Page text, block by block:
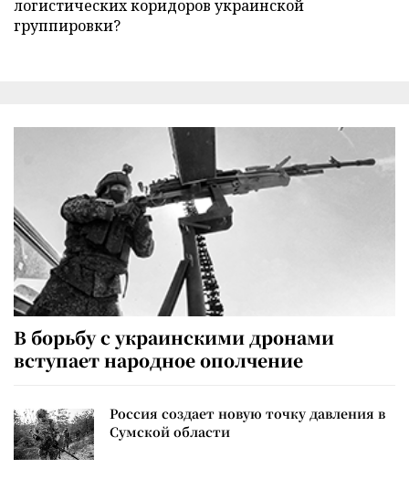
логистических коридоров украинской
группировки?
В борьбу с украинскими дронами
вступает народное ополчение
Россия создает новую точку давления в
Сумской области